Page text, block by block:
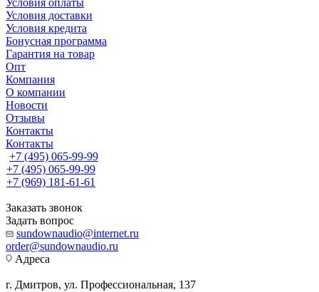
Условия оплаты
Условия доставки
Условия кредита
Бонусная программа
Гарантия на товар
Опт
Компания
О компании
Новости
Отзывы
Контакты
Контакты
+7 (495) 065-99-99
+7 (495) 065-99-99
+7 (969) 181-61-61
Заказать звонок
Задать вопрос
sundownaudio@internet.ru
order@sundownaudio.ru
Адреса
г. Дмитров, ул. Профессиональная, 137